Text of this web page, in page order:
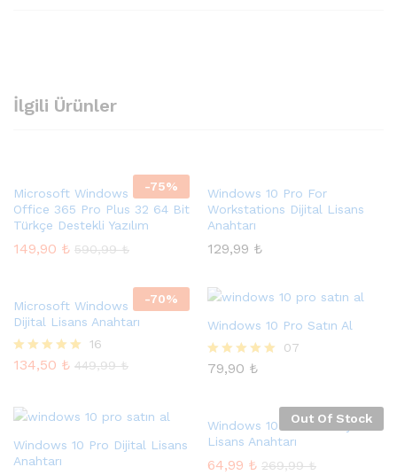
İlgili Ürünler
-75%
Microsoft Windows 10 Home
Office 365 Pro Plus 32 64 Bit
Türkçe Destekli Yazılım
149,90 ₺ 590,99₺
Windows 10 Pro For
Workstations Dijital Lisans
Anahtarı
129,99 ₺
-70%
Microsoft Windows 11 Home
Dijital Lisans Anahtarı
5 üzerinden
16
134,50 ₺ 449,99₺
Windows 10 Pro Satın Al
5 üzerinden
07
79,90 ₺
Windows 10 Pro Dijital Lisans
Anahtarı
Out Of Stock
Windows 10 Home N Dijital
Lisans Anahtarı
64,99 ₺ 269,99₺